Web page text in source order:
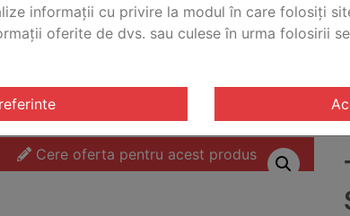
/ Tija/Suport Ohaus CLR-STRODC071
Cere oferta pentru acest produs
informații cu privire la modul în care folosiți
oferite de dvs. sau culese în urma folosirii